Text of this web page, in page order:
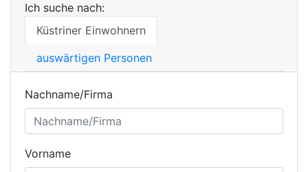
Ich suche nach:
Küstriner Einwohnern
auswärtigen Personen
Nachname/Firma
Vorname